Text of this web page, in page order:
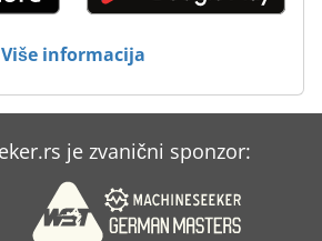
Više informacija
je zvanični sponzor: